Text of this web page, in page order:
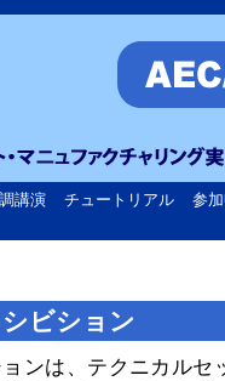
講演 チュートリアル 参
ビション
ンは、テクニカルセ